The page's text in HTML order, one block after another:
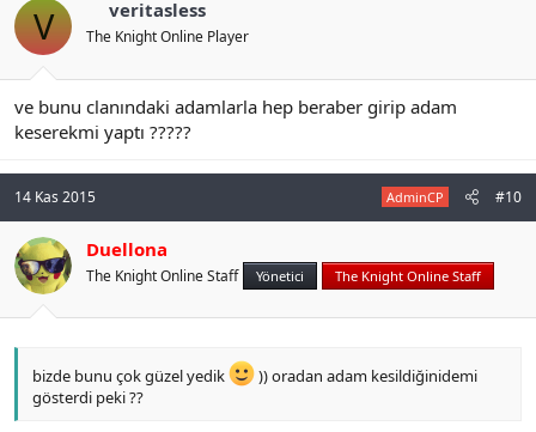
V veritasless
The Knight Online Player
ve bunu clanındaki adamlarla hep beraber girip adam
keserekmi yaptı ?????
14 Kas 2015 AdminCP #10
Duellona
The Knight Online Staff Yönetici The Knight Online Staff
bizde bunu çok güzel yedik
)) oradan adam kesildiğinidemi
gösterdi peki ??